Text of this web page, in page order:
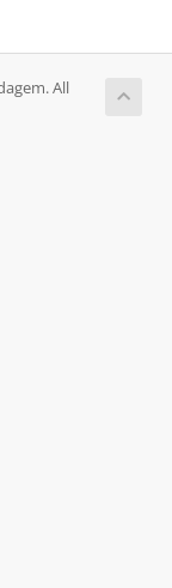
All